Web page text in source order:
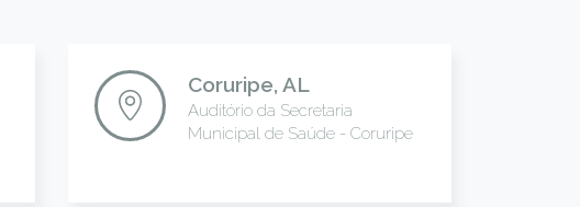
Coruripe, AL
Auditório da Secretaria
Municipal de Saúde - Coruripe